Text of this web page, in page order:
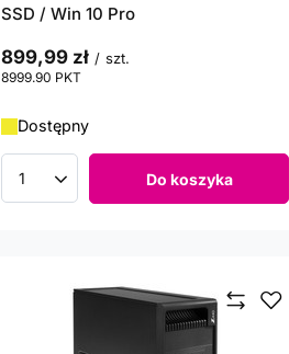
SSD / Win 10 Pro
899,99 zł / szt.
8999.90 PKT
Dostępny
Ilość produktów Do koszyka